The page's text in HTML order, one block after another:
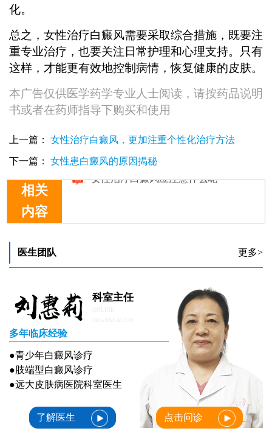
化。
总之，女性治疗白癜风需要采取综合措施，既要注
重专业治疗，也要关注日常护理和心理支持。只有
这样，才能更有效地控制病情，恢复健康的皮肤。
本广告仅供医学药学专业人士阅读，请按药品说明
书或者在药师指导下购买和使用
上一篇： 女性治疗白癜风，更加注重个性化治疗方法
下一篇： 女性患白癜风的原因揭秘
相关
内容
女性治疗白癜风应注意什么呢
医生团队 更多>
科室主任
多年临床经验
●青少年白癜风诊疗
●肢端型白癜风诊疗
●远大皮肤病医院科室医生
了解医生 点击问诊